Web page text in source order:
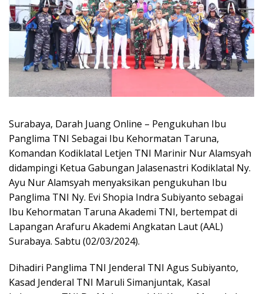
Surabaya, Darah Juang Online – Pengukuhan Ibu
Panglima TNI Sebagai Ibu Kehormatan Taruna,
Komandan Kodiklatal Letjen TNI Marinir Nur Alamsyah
didampingi Ketua Gabungan Jalasenastri Kodiklatal Ny.
Ayu Nur Alamsyah menyaksikan pengukuhan Ibu
Panglima TNI Ny. Evi Shopia Indra Subiyanto sebagai
Ibu Kehormatan Taruna Akademi TNI, bertempat di
Lapangan Arafuru Akademi Angkatan Laut (AAL)
Surabaya. Sabtu (02/03/2024).
Dihadiri Panglima TNI Jenderal TNI Agus Subiyanto,
Kasad Jenderal TNI Maruli Simanjuntak, Kasal